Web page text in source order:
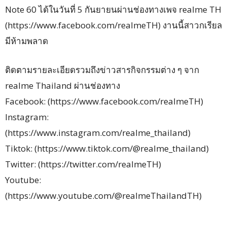
Note 60 ได้ในวันที่ 5 กันยายนผ่านช่องทางเพจ realme TH
(https://www.facebook.com/realmeTH) งานนี้สาวกเรียล
มีห้ามพลาด
ติดตามรายละเอียดรวมถึงข่าวสารกิจกรรมต่าง ๆ จาก
realme Thailand ผ่านช่องทาง
Facebook: (https://www.facebook.com/realmeTH)
Instagram:
(https://www.instagram.com/realme_thailand)
Tiktok: (https://www.tiktok.com/@realme_thailand)
Twitter: (https://twitter.com/realmeTH)
Youtube:
(https://www.youtube.com/@realmeThailandTH)